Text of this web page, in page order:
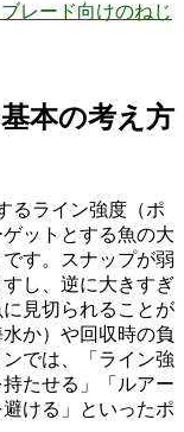
レード向けのねじ
本の考え方
るライン強度（ポ
ットとする魚の大
す。スナップが弱
し、逆に大きすぎ
見切られることが
か）や回収時の負
では、「ライン強
たせる」「ルアー
ける」といったポ